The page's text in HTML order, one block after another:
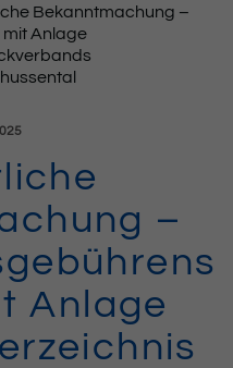
Bekanntmachung –
Anlage
am:
–
Anlage